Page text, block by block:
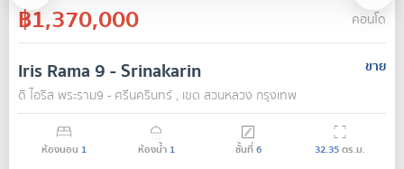
฿1,370,000 คอนโด
Iris Rama 9 - Srinakarin
ขาย
ดิ ไอริส พระราม9 - ศรีนครินทร์ , เขต สวนหลวง กรุงเทพ
ห้องนอน 1 ห้องน้ำ 1 ชั้นที่6 32.35ตร.ม.